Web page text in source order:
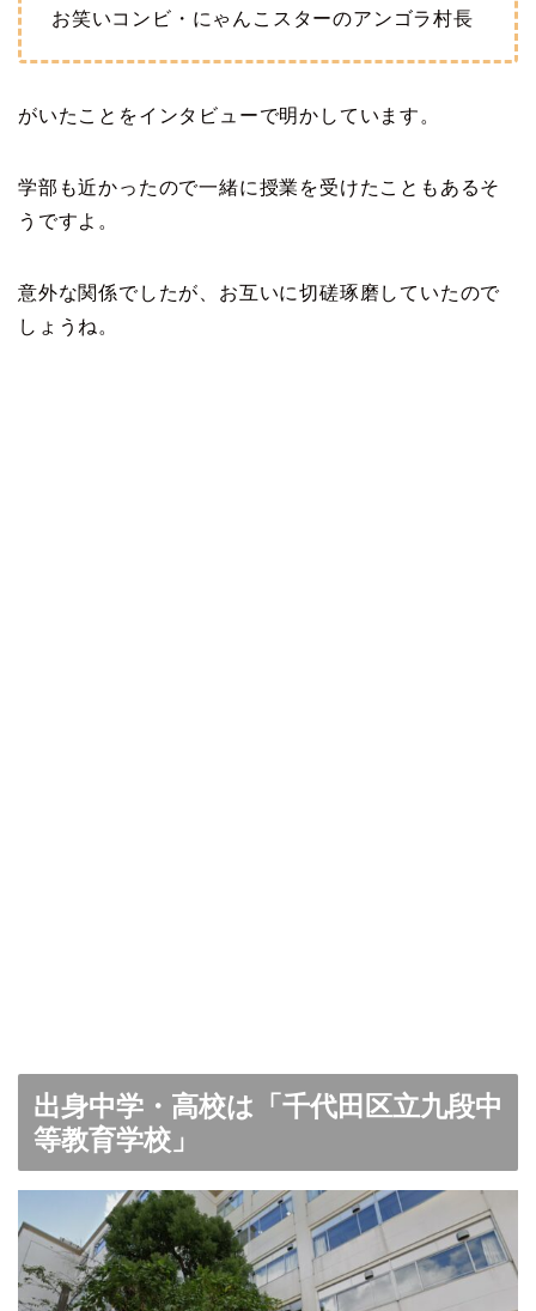
お笑いコンビ・にゃんこスターのアンゴラ村長
がいたことをインタビューで明かしています。
学部も近かったので一緒に授業を受けたこともあるそ
うですよ。
意外な関係でしたが、お互いに切磋琢磨していたので
しょうね。
出身中学・高校は「千代田区立九段中
等教育学校」